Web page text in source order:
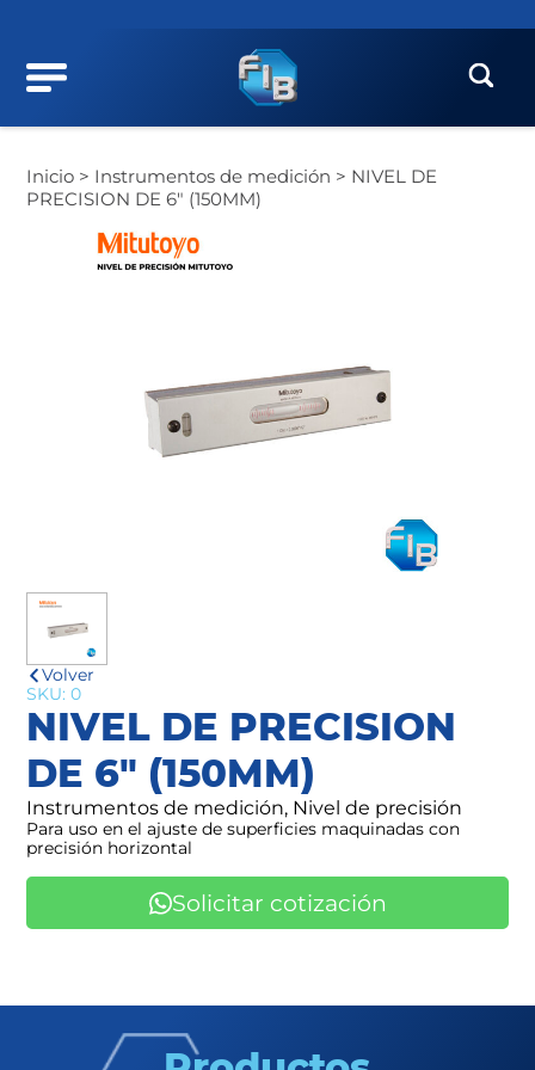
Inicio > Instrumentos de medición > NIVEL DE
PRECISION DE 6″ (150MM)
Volver
SKU: 0
NIVEL DE PRECISION
DE 6" (150MM)
Instrumentos de medición, Nivel de precisión
Para uso en el ajuste de superficies maquinadas con
precisión horizontal
Solicitar cotización